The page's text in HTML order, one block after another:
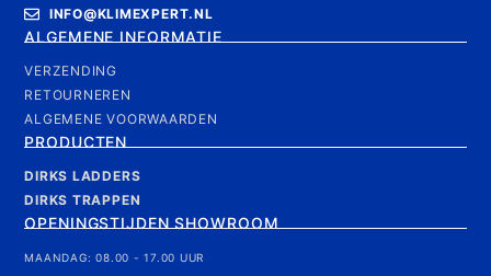
INFO@KLIMEXPERT.NL
ALGEMENE INFORMATIE
VERZENDING
RETOURNEREN
ALGEMENE VOORWAARDEN
PRODUCTEN
DIRKS LADDERS
DIRKS TRAPPEN
OPENINGSTIJDEN SHOWROOM
MAANDAG: 08.00 - 17.00 UUR